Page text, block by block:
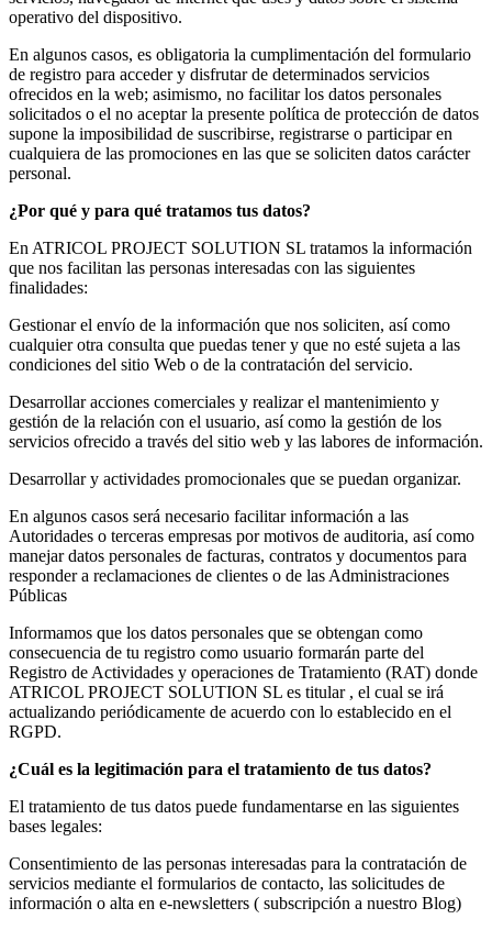
operativo del dispositivo.
En algunos casos, es obligatoria la cumplimentación del formulario
de registro para acceder y disfrutar de determinados servicios
ofrecidos en la web; asimismo, no facilitar los datos personales
solicitados o el no aceptar la presente política de protección de datos
supone la imposibilidad de suscribirse, registrarse o participar en
cualquiera de las promociones en las que se soliciten datos carácter
personal.
¿Por qué y para qué tratamos tus datos?
En ATRICOL PROJECT SOLUTION SL tratamos la información
que nos facilitan las personas interesadas con las siguientes
finalidades:
Gestionar el envío de la información que nos soliciten, así como
cualquier otra consulta que puedas tener y que no esté sujeta a las
condiciones del sitio Web o de la contratación del servicio.
Desarrollar acciones comerciales y realizar el mantenimiento y
gestión de la relación con el usuario, así como la gestión de los
servicios ofrecido a través del sitio web y las labores de información.
Desarrollar y actividades promocionales que se puedan organizar.
En algunos casos será necesario facilitar información a las
Autoridades o terceras empresas por motivos de auditoria, así como
manejar datos personales de facturas, contratos y documentos para
responder a reclamaciones de clientes o de las Administraciones
Públicas
Informamos que los datos personales que se obtengan como
consecuencia de tu registro como usuario formarán parte del
Registro de Actividades y operaciones de Tratamiento (RAT) donde
ATRICOL PROJECT SOLUTION SL es titular , el cual se irá
actualizando periódicamente de acuerdo con lo establecido en el
RGPD.
¿Cuál es la legitimación para el tratamiento de tus datos?
El tratamiento de tus datos puede fundamentarse en las siguientes
bases legales:
Consentimiento de las personas interesadas para la contratación de
servicios mediante el formularios de contacto, las solicitudes de
información o alta en e-newsletters ( subscripción a nuestro Blog)